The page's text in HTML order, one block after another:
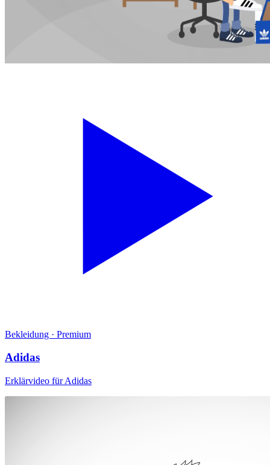
Bekleidung · Premium
Adidas
Erklärvideo für Adidas